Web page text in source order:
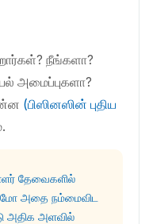
நீங்களா?
அமைப்புகளா?
(பிஸினஸின் புதிய
தேவைகளில்
அதை நம்மைவிட
அதிக அளவில்